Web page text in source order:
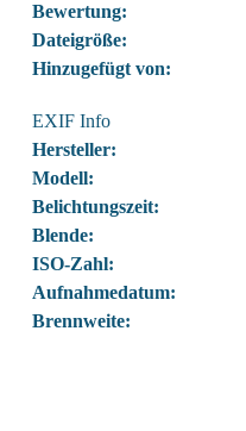
Bewertung:
Dateigröße:
Hinzugefügt von:
EXIF Info
Hersteller:
Modell:
Belichtungszeit:
Blende:
ISO-Zahl:
Aufnahmedatum:
Brennweite: